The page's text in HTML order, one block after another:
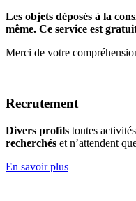
Les objets déposés à la
même. Ce service est
Merci de votre
Recrutement
Divers profils toutes
recherchés et n’attendent
En savoir plus